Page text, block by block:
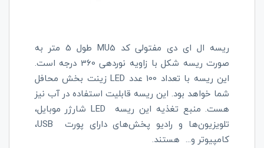
ریسه ال ای دی مفتولی کد MU5
طول 5 متر به
صورت ریسه شکل با زاویه نوردهی 360 درجه است.
این ریسه با تعداد 100 عدد
LEDزینت بخش محافل
شما خواهد بود. این ریسه قابلیت استفاده در آب نیز
هست. منبع تغذیه این ریسه
LEDشارژر موبایل،
تلویزیون‌ها و رادیو پخش‌های دارای پورت
USB،
کامپیوتر و... هستند.